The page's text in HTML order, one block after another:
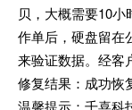
贝，大概需要10
作单后，硬盘留在
来验证数据。经客
修复结果：成功恢
温馨提示：千喜科